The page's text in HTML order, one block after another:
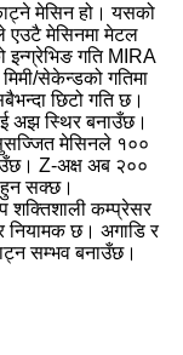
मेसिन हो। यसको
एउटै मेसिनमा मेटल
इन्ग्रेभिङ गति MIRA
सेकेन्डको गतिमा
छिटो गति छ।
अझ स्थिर बनाउँछ।
मेसिनले १००
Z-अक्ष अब २००
हुन सक्छ।
शक्तिशाली कम्प्रेसर
नियामक छ। अगाडि र
सम्भव बनाउँछ।